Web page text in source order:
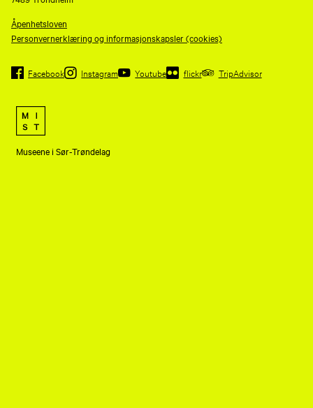
Åpenhetsloven
Personvernerklæring og informasjonskapsler (cookies)
Facebook Instagram Youtube flickr TripAdvisor
Museene i Sør-Trøndelag